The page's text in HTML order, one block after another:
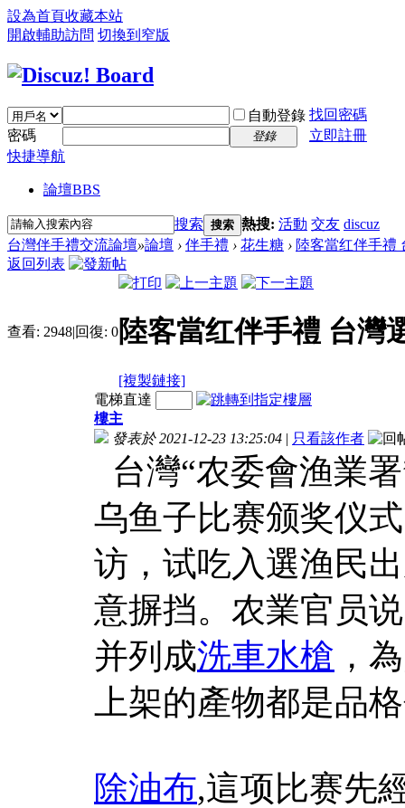
設為首頁收藏本站
開啟輔助訪問 切換到窄版
自動登錄 找回密碼
密碼
登錄
立即註冊
快捷導航
論壇BBS
搜索 搜索 熱搜: 活動 交友 discuz
台灣伴手禮交流論壇»論壇 › 伴手禮 › 花生糖 › 陸客當红伴手禮
返回列表
查看: 2948|回復: 0 陸客當红伴手禮 台灣
[複製鏈接]
電梯直達
樓主
發表於 2021-12-23 13:25:04 | 只看該作者
台灣“农委會渔業
乌鱼子比赛颁奖仪
访，试吃入選渔民
意摒挡。农業官员
并列成洗車水槍 ，
上架的產物都是品
除油布,這项比赛先